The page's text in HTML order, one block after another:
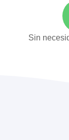
Sin